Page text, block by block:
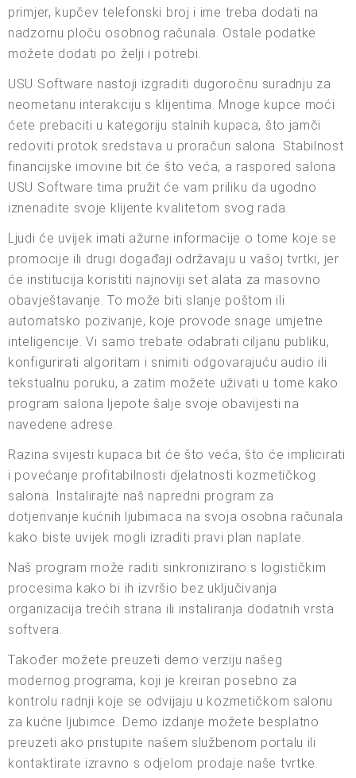
primjer, kupčev telefonski broj i ime treba dodati na
nadzornu ploču osobnog računala. Ostale podatke
možete dodati po želji i potrebi.
USU Software nastoji izgraditi dugoročnu suradnju za
neometanu interakciju s klijentima. Mnoge kupce moći
ćete prebaciti u kategoriju stalnih kupaca, što jamči
redoviti protok sredstava u proračun salona. Stabilnost
financijske imovine bit će što veća, a raspored salona
USU Software tima pružit će vam priliku da ugodno
iznenadite svoje klijente kvalitetom svog rada.
Ljudi će uvijek imati ažurne informacije o tome koje se
promocije ili drugi događaji održavaju u vašoj tvrtki, jer
će institucija koristiti najnoviji set alata za masovno
obavještavanje. To može biti slanje poštom ili
automatsko pozivanje, koje provode snage umjetne
inteligencije. Vi samo trebate odabrati ciljanu publiku,
konfigurirati algoritam i snimiti odgovarajuću audio ili
tekstualnu poruku, a zatim možete uživati u tome kako
program salona ljepote šalje svoje obavijesti na
navedene adrese.
Razina svijesti kupaca bit će što veća, što će implicirati
i povećanje profitabilnosti djelatnosti kozmetičkog
salona. Instalirajte naš napredni program za
dotjerivanje kućnih ljubimaca na svoja osobna računala
kako biste uvijek mogli izraditi pravi plan naplate.
Naš program može raditi sinkronizirano s logističkim
procesima kako bi ih izvršio bez uključivanja
organizacija trećih strana ili instaliranja dodatnih vrsta
softvera.
Također možete preuzeti demo verziju našeg
modernog programa, koji je kreiran posebno za
kontrolu radnji koje se odvijaju u kozmetičkom salonu
za kućne ljubimce. Demo izdanje možete besplatno
preuzeti ako pristupite našem službenom portalu ili
kontaktirate izravno s odjelom prodaje naše tvrtke.